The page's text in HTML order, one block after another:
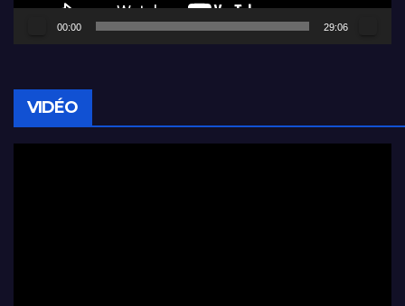
00:00 29:06
VIDÉO